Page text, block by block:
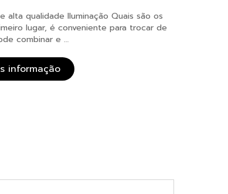
alta qualidade Iluminação Quais são os
lugar, é conveniente para trocar de
combinar e …
informação